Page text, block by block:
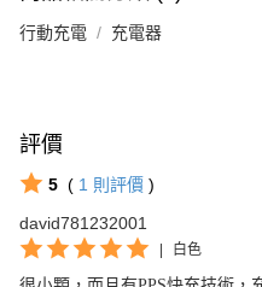
行動充電 充電器
評價
5 ( 1 則評價 )
david781232001
白色